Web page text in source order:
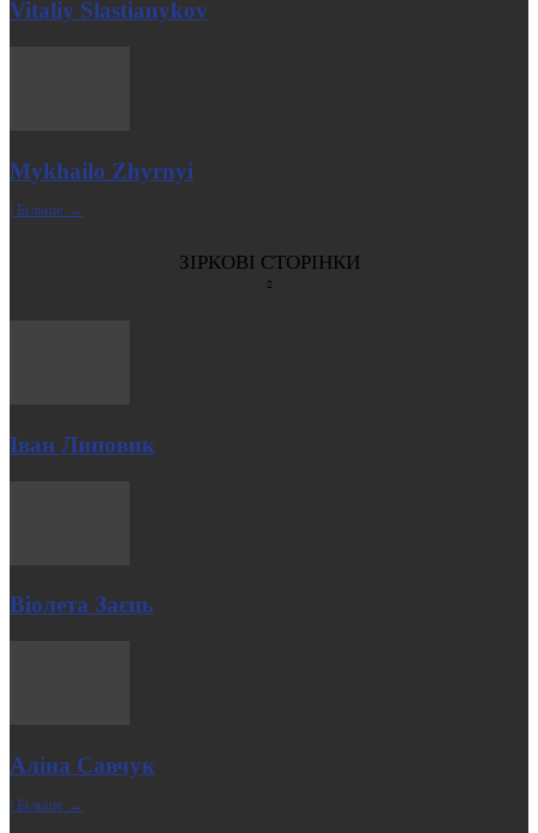
Vitaliy Slastianykov
Mykhailo Zhyrnyi
| Більше →
ЗІРКОВІ СТОРІНКИ
Іван Липовик
Віолета Заєць
Аліна Савчук
| Більше →